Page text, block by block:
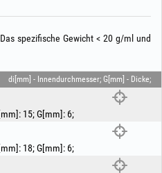
spezifische Gewicht < 20 g/ml und
di[mm] - Innendurchmesser; G[mm] - Dicke;
: 15;G[mm]: 6;
: 18;G[mm]: 6;